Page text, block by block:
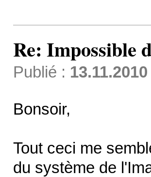
Re: Impossible
Publié :
Bonsoir,
Tout ceci me
du système de